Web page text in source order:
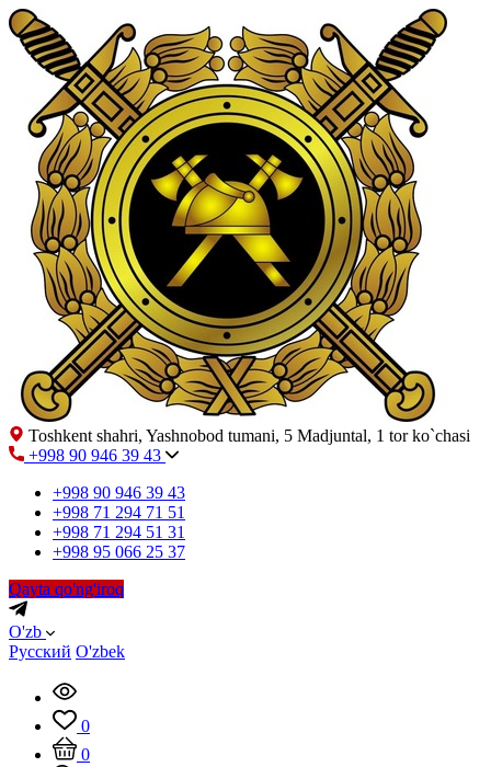
Toshkent shahri, Yashnobod tumani, 5 Madjuntal, 1 tor ko`chasi
+998 90 946 39 43
+998 90 946 39 43
+998 71 294 71 51
+998 71 294 51 31
+998 95 066 25 37
Qayta qo'ng'iroq
O'zb
Русский O'zbek
0
0